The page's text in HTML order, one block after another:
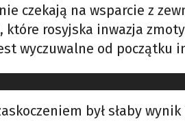
czekają na wsparcie z
rosyjska inwazja
wyczuwalne od początku
był słaby